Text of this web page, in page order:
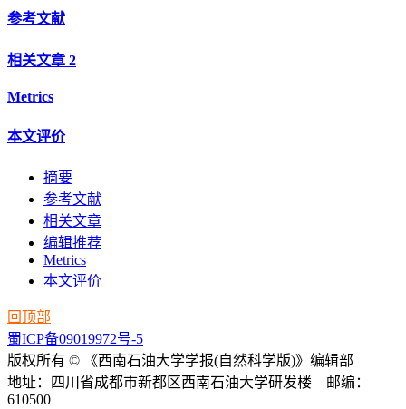
参考文献
相关文章 2
Metrics
本文评价
摘要
参考文献
相关文章
编辑推荐
Metrics
本文评价
回顶部
蜀ICP备09019972号-5
版权所有 © 《西南石油大学学报(自然科学版)》编辑部
地址：四川省成都市新都区西南石油大学研发楼 邮编：
610500